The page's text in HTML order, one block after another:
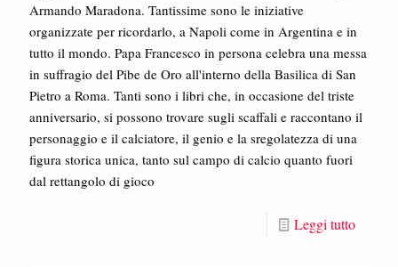
Armando Maradona. Tantissime sono le iniziative
organizzate per ricordarlo, a Napoli come in Argentina e in
tutto il mondo. Papa Francesco in persona celebra una messa
in suffragio del Pibe de Oro all'interno della Basilica di San
Pietro a Roma. Tanti sono i libri che, in occasione del triste
anniversario, si possono trovare sugli scaffali e raccontano il
personaggio e il calciatore, il genio e la sregolatezza di una
figura storica unica, tanto sul campo di calcio quanto fuori
dal rettangolo di gioco
Leggi tutto